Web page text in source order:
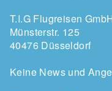
T.I.G Flugreisen
Münsterstr. 125
40476 Düsseldorf
Keine News und